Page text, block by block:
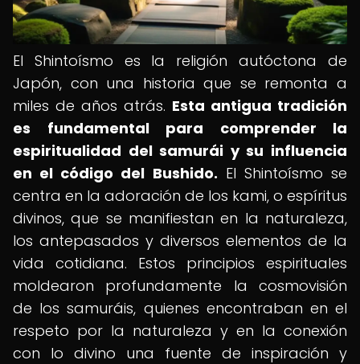
El Shintoísmo es la religión autóctona de
Japón, con una historia que se remonta a
miles de años atrás. Esta antigua tradición
es fundamental para comprender la
espiritualidad del samurái y su influencia
en el código del Bushido. El Shintoísmo se
centra en la adoración de los kami, o espíritus
divinos, que se manifiestan en la naturaleza,
los antepasados y diversos elementos de la
vida cotidiana. Estos principios espirituales
moldearon profundamente la cosmovisión
de los samuráis, quienes encontraban en el
respeto por la naturaleza y en la conexión
con lo divino una fuente de inspiración y